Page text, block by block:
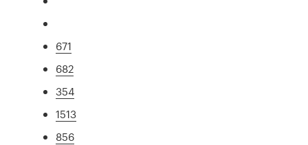
671
682
354
1513
856